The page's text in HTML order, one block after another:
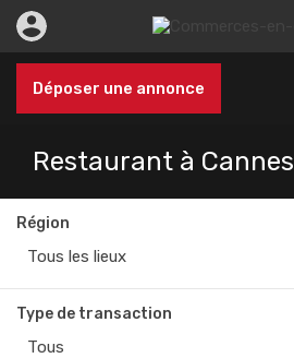
Déposer une annonce
Restaurant à Cannes
Région
Tous les lieux
Type de transaction
Tous